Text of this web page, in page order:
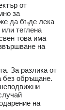
от
за
да бъде лека
теглена
това има
на
За разлика от
без обръщане.
на